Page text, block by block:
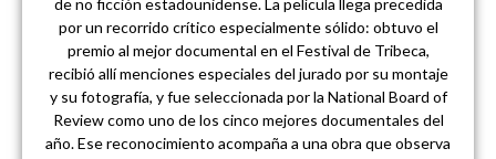
por un recorrido crítico especialmente sólido: obtuvo el
premio al mejor documental en el Festival de Tribeca,
recibió allí menciones especiales del jurado por su montaje
y su fotografía, y fue seleccionada por la National Board of
Review como uno de los cinco mejores documentales del
año. Ese reconocimiento acompaña a una obra que observa